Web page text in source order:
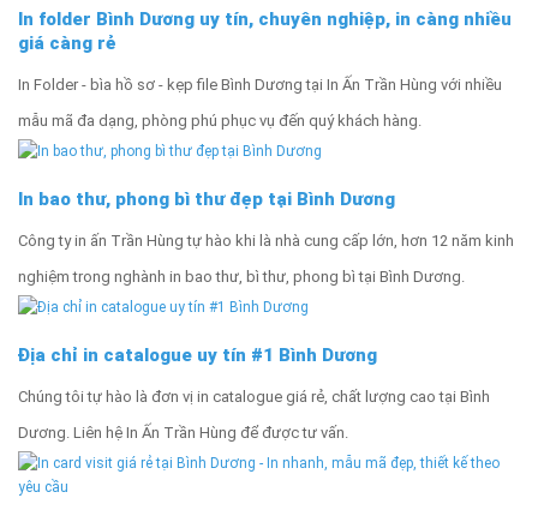
In folder Bình Dương uy tín, chuyên nghiệp, in càng nhiều
giá càng rẻ
In Folder - bìa hồ sơ - kẹp file Bình Dương tại In Ấn Trần Hùng với nhiều
mẫu mã đa dạng, phòng phú phục vụ đến quý khách hàng.
In bao thư, phong bì thư đẹp tại Bình Dương
Công ty in ấn Trần Hùng tự hào khi là nhà cung cấp lớn, hơn 12 năm kinh
nghiệm trong nghành in bao thư, bì thư, phong bì tại Bình Dương.
Địa chỉ in catalogue uy tín #1 Bình Dương
Chúng tôi tự hào là đơn vị in catalogue giá rẻ, chất lượng cao tại Bình
Dương. Liên hệ In Ấn Trần Hùng để được tư vấn.